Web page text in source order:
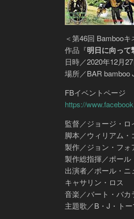
＜第46回 Bambooキ
作品『明日に向って
日時／2020年12月
場所／BAR bamboo
FBイベントページ
https://
監督／ジョージ・ロ
脚本／ウィリアム・
製作／ジョン・フォ
製作総指揮／ポール
出演者／ポール・
キャサリン・ロス
音楽／バート・バカ
主題歌／B・J・トー